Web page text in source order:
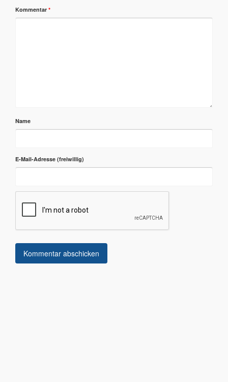
Kommentar *
Name
E-Mail-Adresse